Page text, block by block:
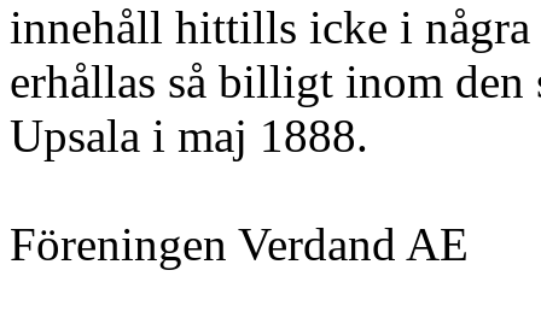
innehåll hittills icke i
erhållas så billigt inom den
Upsala i maj 1888.
Föreningen Verdand AE